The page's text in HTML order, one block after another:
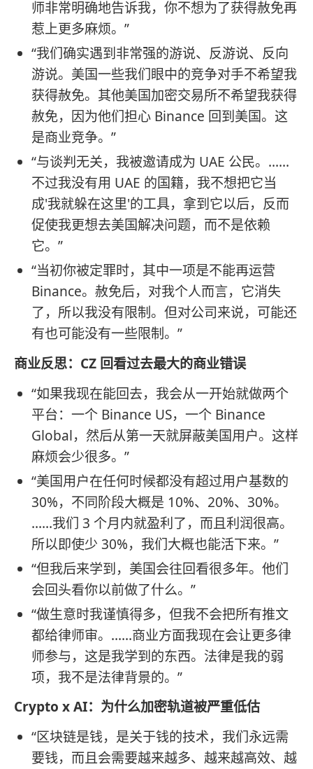
师非常明确地告诉我，你不想为了获得赦免再
惹上更多麻烦。”
“我们确实遇到非常强的游说、反游说、反向
游说。美国一些我们眼中的竞争对手不希望我
获得赦免。其他美国加密交易所不希望我获得
赦免，因为他们担心 Binance 回到美国。这
是商业竞争。”
“与谈判无关，我被邀请成为 UAE 公民。……
不过我没有用 UAE 的国籍，我不想把它当
成'我就躲在这里'的工具，拿到它以后，反而
促使我更想去美国解决问题，而不是依赖
它。”
“当初你被定罪时，其中一项是不能再运营
Binance。赦免后，对我个人而言，它消失
了，所以我没有限制。但对公司来说，可能还
有也可能没有一些限制。”
商业反思：CZ 回看过去最大的商业错误
“如果我现在能回去，我会从一开始就做两个
平台：一个 Binance US，一个 Binance
Global，然后从第一天就屏蔽美国用户。这样
麻烦会少很多。”
“美国用户在任何时候都没有超过用户基数的
30%，不同阶段大概是 10%、20%、30%。
……我们 3 个月内就盈利了，而且利润很高。
所以即使少 30%，我们大概也能活下来。”
“但我后来学到，美国会往回看很多年。他们
会回头看你以前做了什么。”
“做生意时我谨慎得多，但我不会把所有推文
都给律师审。……商业方面我现在会让更多律
师参与，这是我学到的东西。法律是我的弱
项，我不是法律背景的。”
Crypto x AI：为什么加密轨道被严重低估
“区块链是钱，是关于钱的技术，我们永远需
要钱，而且会需要越来越多、越来越高效、越